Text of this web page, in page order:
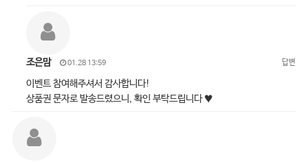
조은맘 01.28 13:59 답변
이벤트 참여해주셔서 감사합니다!
상품권 문자로 발송드렸으니, 확인 부탁드립니다 ♥